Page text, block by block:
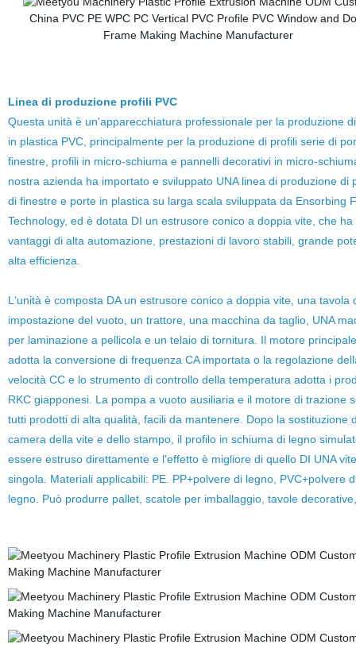
Linea di produzione profili PVC
Questa unità è un'apparecchiatura professionale per la produzione
in plastica PVC, principalmente per la produzione di profili serie di
finestre, profili in micro-schiuma e pannelli decorativi in micro-
nostra azienda ha importato e sviluppato UNA linea di produzione di
di finestre e porte in plastica su larga scala sviluppata da Ensorbing
Technology, ed è dotata DI un estrusore conico a doppia vite, che ha
vantaggi di alta automazione, prestazioni di lavoro stabili, grande
alta efficienza.
L'unità è composta DA un estrusore conico a doppia vite, una tavola
impostazione del vuoto, un trattore, una macchina da taglio, UNA
per laminazione a pellicola e un telaio di tornitura. Il motore principale
adotta la conversione di frequenza CA importata o la regolazione
velocità CC e lo strumento di controllo della temperatura adotta i
RKC giapponesi. La pompa a vuoto ausiliaria e il motore di trazione
tutti prodotti di alta qualità, facili da mantenere. Dopo la sostituzione
camera della vite e dello stampo, il profilo in schiuma di legno
essere estruso direttamente e l'effetto è migliore di quello DI UNA vite
singola. Materiali applicabili: PE. PP+polvere di legno, PVC+polvere
legno. Può produrre pallet, scatole per imballaggio, tavole